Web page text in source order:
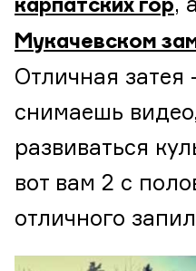
карпатских гор,
Мукачевском
Отличная затея
снимаешь
развиваться
вот вам 2 с
отличного